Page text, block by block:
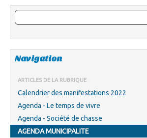
Navigation
ARTICLES DE LA RUBRIQUE
Calendrier des manifestations 2022
Agenda - Le temps de vivre
Agenda - Société de chasse
AGENDA MUNICIPALITE